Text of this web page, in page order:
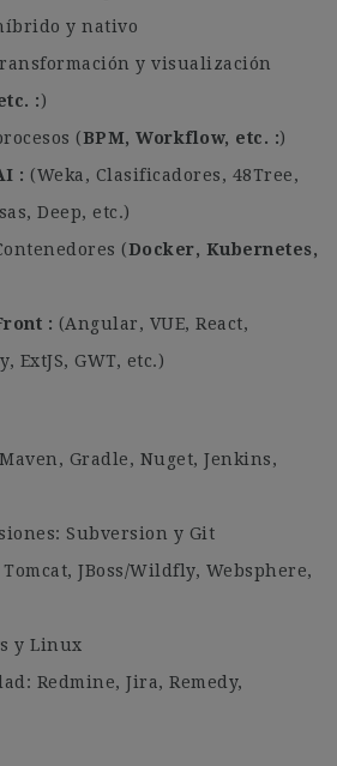
y nativo
y visualización
)
(BPM, Workflow, etc.
)
(Weka, Clasificadores, 48Tree,
Deep, etc.)
(Docker, Kubernetes,
(Angular, VUE, React,
ExtJS, GWT, etc.)
Gradle, Nuget, Jenkins,
Subversion y Git
JBoss/Wildfly, Websphere,
y Linux
Redmine, Jira, Remedy,